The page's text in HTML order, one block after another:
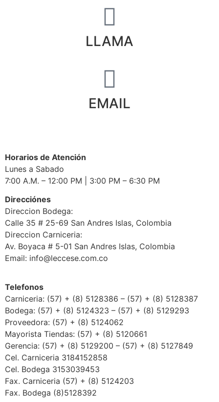
LLAMA
EMAIL
Horarios de Atención
Lunes a Sabado
7:00 A.M. – 12:00 PM | 3:00 PM – 6:30 PM
Direcciónes
Direccion Bodega:
Calle 35 # 25-69 San Andres Islas, Colombia
Direccion Carniceria:
Av. Boyaca # 5-01 San Andres Islas, Colombia
Email: info@leccese.com.co
Telefonos
Carniceria: (57) + (8) 5128386 – (57) + (8) 5128387
Bodega: (57) + (8) 5124323 – (57) + (8) 5129293
Proveedora: (57) + (8) 5124062
Mayorista Tiendas: (57) + (8) 5120661
Gerencia: (57) + (8) 5129200 – (57) + (8) 5127849
Cel. Carniceria 3184152858
Cel. Bodega 3153039453
Fax. Carniceria (57) + (8) 5124203
Fax. Bodega (8)5128392